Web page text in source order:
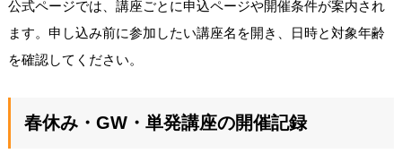
公式ページでは、講座ごとに申込ページや開催条件が案内され
ます。申し込み前に参加したい講座名を開き、日時と対象年齢
を確認してください。
春休み・GW・単発講座の開催記録